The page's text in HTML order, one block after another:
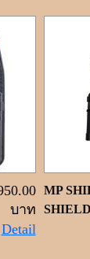
บาท
Detail
MP